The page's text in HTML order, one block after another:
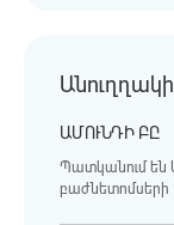
ԱՄՈՒՆԴԻ ԲԸ
Պատկանում են
բաժնետոմսերի